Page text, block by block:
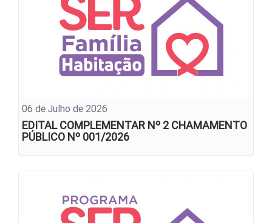
06 de Julho de 2026
EDITAL COMPLEMENTAR Nº 2 CHAMAMENTO
PÚBLICO Nº 001/2026